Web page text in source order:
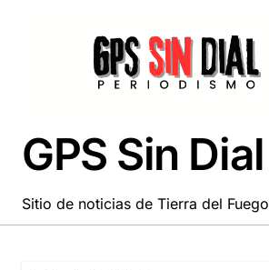
GPS Sin Dial
Sitio de noticias de Tierra del Fuego